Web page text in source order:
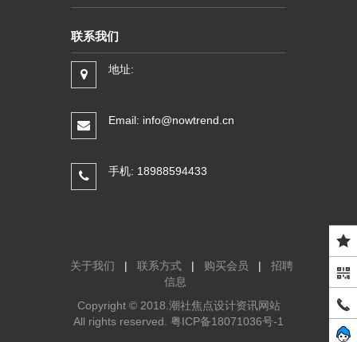
联系我们
地址:
Email: info@nowtrend.cn
手机: 18988594433
关于我们 | 联系方式 | 购买会员 |
招聘
信息
Copyright © 2018.潮社焦点设计资讯网站
All rights reserved. 粤ICP备18071036号-1